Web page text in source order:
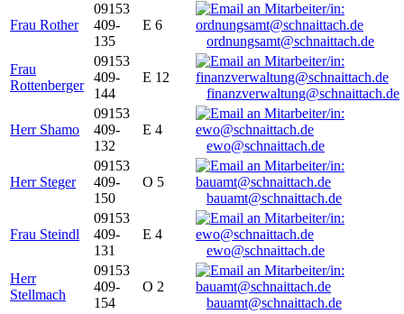
Frau Rother
09153
409-
135
E 6
ordnungsamt@schnaittach.de
Frau
Rottenberger
09153
409-
144
E 12
finanzverwaltung@schnaittach.de
Herr Shamo
09153
409-
132
E 4
ewo@schnaittach.de
Herr Steger
09153
409-
150
O 5
bauamt@schnaittach.de
Frau Steindl
09153
409-
131
E 4
ewo@schnaittach.de
Herr
Stellmach
09153
409-
154
O 2
bauamt@schnaittach.de